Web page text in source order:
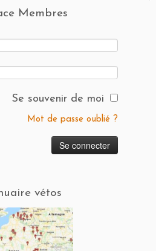
Membres
Se souvenir de moi
Mot de passe oublié ?
vétos